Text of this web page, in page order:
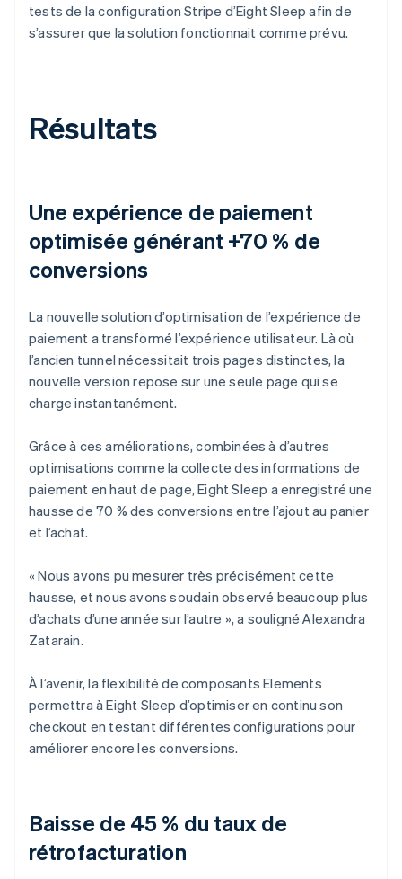
tests de la configuration Stripe d’Eight Sleep afin de
s’assurer que la solution fonctionnait comme prévu.
Résultats
Une expérience de paiement
optimisée générant +70 % de
conversions
La nouvelle solution d’optimisation de l’expérience de
paiement a transformé l’expérience utilisateur. Là où
l’ancien tunnel nécessitait trois pages distinctes, la
nouvelle version repose sur une seule page qui se
charge instantanément.
Grâce à ces améliorations, combinées à d’autres
optimisations comme la collecte des informations de
paiement en haut de page, Eight Sleep a enregistré une
hausse de 70 % des conversions entre l’ajout au panier
et l’achat.
« Nous avons pu mesurer très précisément cette
hausse, et nous avons soudain observé beaucoup plus
d’achats d’une année sur l’autre », a souligné Alexandra
Zatarain.
À l’avenir, la flexibilité de composants Elements
permettra à Eight Sleep d’optimiser en continu son
checkout en testant différentes configurations pour
améliorer encore les conversions.
Baisse de 45 % du taux de
rétrofacturation